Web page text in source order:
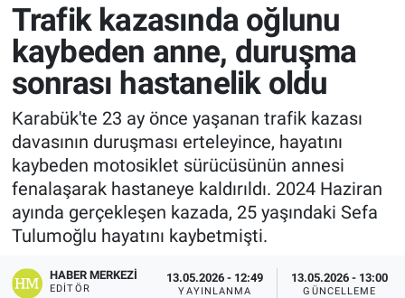
Trafik kazasında oğlunu
kaybeden anne, duruşma
sonrası hastanelik oldu
Karabük'te 23 ay önce yaşanan trafik kazası
davasının duruşması erteleyince, hayatını
kaybeden motosiklet sürücüsünün annesi
fenalaşarak hastaneye kaldırıldı. 2024 Haziran
ayında gerçekleşen kazada, 25 yaşındaki Sefa
Tulumoğlu hayatını kaybetmişti.
HABER MERKEZI
EDITÖR
13.05.2026 - 12:49
YAYINLANMA
13.05.2026 - 13:00
GÜNCELLEME